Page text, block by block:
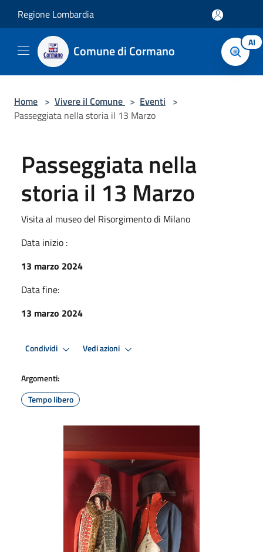
Regione Lombardia
Comune di Cormano AI
Home > Vivere il Comune > Eventi >
Passeggiata nella storia il 13 Marzo
Passeggiata nella
storia il 13 Marzo
Visita al museo del Risorgimento di Milano
Data inizio :
13 marzo 2024
Data fine:
13 marzo 2024
Condividi Vedi azioni
Argomenti:
Tempo libero